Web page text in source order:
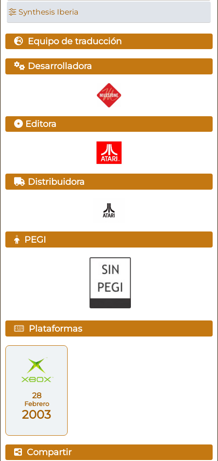
Synthesis Iberia
Equipo de traducción
Desarrolladora
Editora
Distribuidora
PEGI
Plataformas
28
Febrero
2003
Compartir